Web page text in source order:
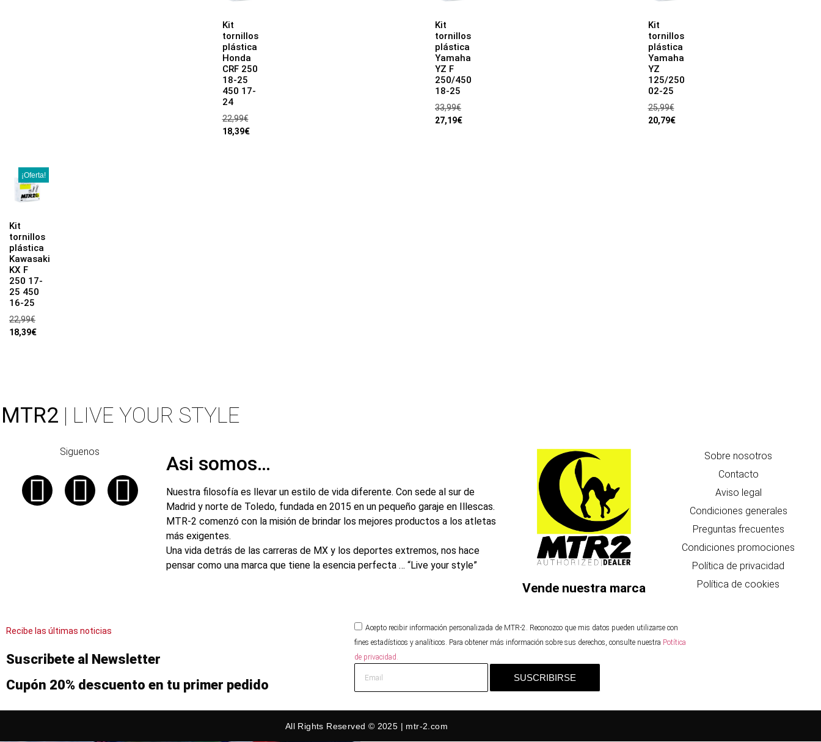
Kit
tornillos
plástica
Honda
CRF 250
18-25
450 17-
24
22,99€
18,39€
Kit
tornillos
plástica
Yamaha
YZ F
250/450
18-25
33,99€
27,19€
Kit
tornillos
plástica
Yamaha
YZ
125/250
02-25
25,99€
20,79€
¡Oferta!
Kit
tornillos
plástica
Kawasaki
KX F
250 17-
25 450
16-25
22,99€
18,39€
MTR2 | LIVE YOUR STYLE
Siguenos
Asi somos…
Nuestra filosofía es llevar un estilo de vida diferente. Con sede al sur de
Madrid y norte de Toledo, fundada en 2015 en un pequeño garaje en Illescas.
MTR-2 comenzó con la misión de brindar los mejores productos a los atletas
más exigentes.
Una vida detrás de las carreras de MX y los deportes extremos, nos hace
pensar como una marca que tiene la esencia perfecta … “Live your style”
Vende nuestra marca
Sobre nosotros
Contacto
Aviso legal
Condiciones generales
Preguntas frecuentes
Condiciones promociones
Política de privacidad
Política de cookies
Recibe las últimas noticias
Suscribete al Newsletter
Cupón 20% descuento en tu primer pedido
Acepto recibir información personalizada de MTR-2. Reconozco que mis datos pueden utilizarse con
fines estadísticos y analíticos. Para obtener más información sobre sus derechos, consulte nuestra Potítica
de privacidad.
SUSCRIBIRSE
All Rights Reserved © 2025 | mtr-2.com